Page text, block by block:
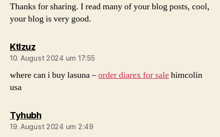
Thanks for sharing. I read many of your blog posts, cool,
your blog is very good.
Ktlzuzsagt:
10. August 2024 um 17:55
where can i buy lasuna –order diarex for salehimcolin
usa
Tyhubhsagt:
19. August 2024 um 2:49